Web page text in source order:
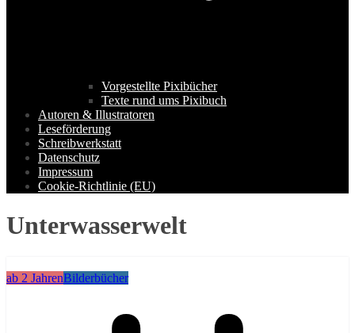
Vorgestellte Pixibücher
Texte rund ums Pixibuch
Autoren & Illustratoren
Leseförderung
Schreibwerkstatt
Datenschutz
Impressum
Cookie-Richtlinie (EU)
Unterwasserwelt
ab 2 JahrenBilderbücher